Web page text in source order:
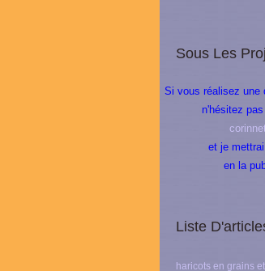
Sous Les
Si vous réalisez une
n'hésitez
et je
en la
Liste
haricots en grains